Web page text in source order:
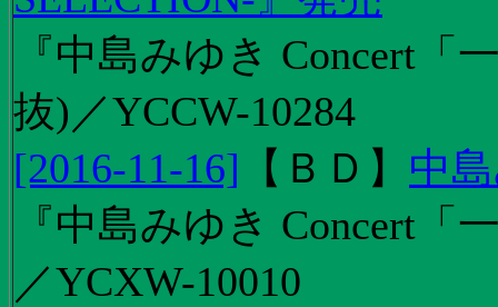
『中島みゆき Concert
抜)／YCCW-10284
[2016-11-16] 【 ＢＤ 】 中
『中島みゆき Concert
／YCXW-10010